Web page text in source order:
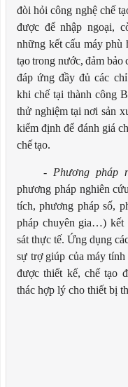
đòi hỏi công nghệ chế
được để nhập ngoại,
những kết cấu máy phù
tạo trong nước, đảm bảo
đáp ứng đầy đủ các
khi chế tại thành công
thử nghiệm tại nơi sản
kiểm định để đánh giá
chếtạo.
- Phương pháp
phương pháp nghiên
tích, phương pháp số,
pháp chuyên gia…) kết
sát thực tế. Ứng dụng
sự trợ giúp của máy tính
được thiết kế, chế tạo
thác hợp lý cho thiết bị